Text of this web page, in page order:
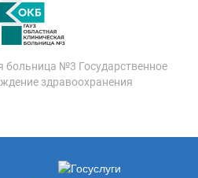
больница №3 Государственное
здравоохранения